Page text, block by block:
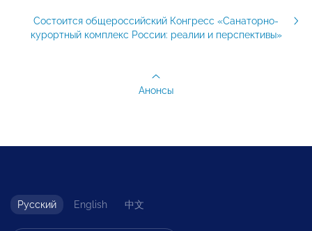
Состоится общероссийский Конгресс «Санаторно-
курортный комплекс России: реалии и перспективы»
Анонсы
Русский English 中文